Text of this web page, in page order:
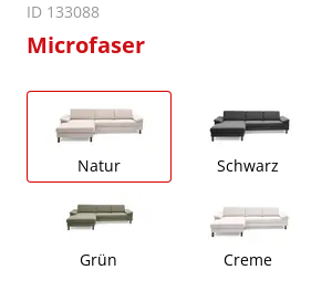
ID 133088
Microfaser
Natur Schwarz
Grün Creme